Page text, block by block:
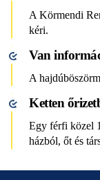
A Körmendi
kéri.
Van
A
Ketten
Egy férfi közel
házból, őt és